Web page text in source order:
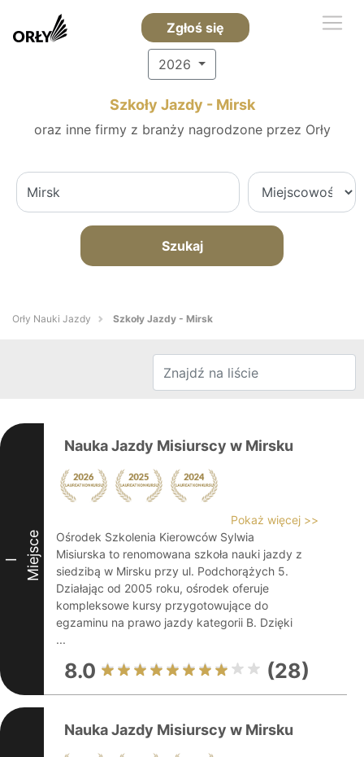
Zgłoś się
2026
Szkoły Jazdy - Mirsk
oraz inne firmy z branży nagrodzone przez Orły
Szukaj
Orły Nauki Jazdy Szkoły Jazdy - Mirsk
I Miejsce
Nauka Jazdy Misiurscy w Mirsku
Pokaż więcej >>
Ośrodek Szkolenia Kierowców Sylwia
Misiurska to renomowana szkoła nauki jazdy z
siedzibą w Mirsku przy ul. Podchorążych 5.
Działając od 2005 roku, ośrodek oferuje
kompleksowe kursy przygotowujące do
egzaminu na prawo jazdy kategorii B. Dzięki
...
8.0 (28)
Nauka Jazdy Misiurscy w Mirsku